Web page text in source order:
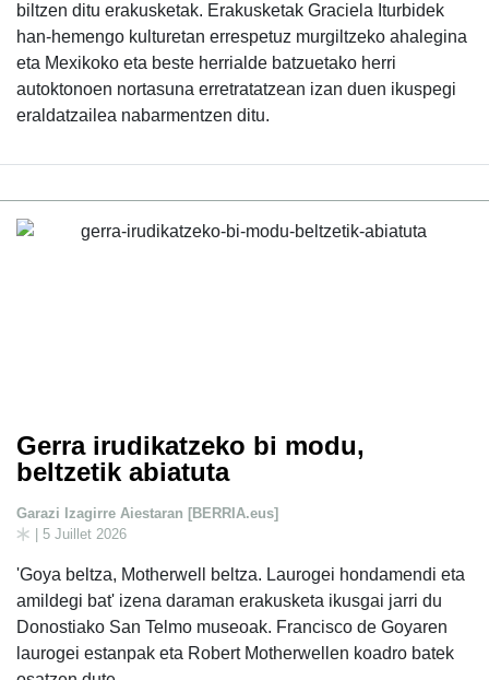
biltzen ditu erakusketak. Erakusketak Graciela Iturbidek
han-hemengo kulturetan errespetuz murgiltzeko ahalegina
eta Mexikoko eta beste herrialde batzuetako herri
autoktonoen nortasuna erretratatzean izan duen ikuspegi
eraldatzailea nabarmentzen ditu.
Gerra irudikatzeko bi modu,
beltzetik abiatuta
Garazi Izagirre Aiestaran [BERRIA.eus]
| 5 Juillet 2026
'Goya beltza, Motherwell beltza. Laurogei hondamendi eta
amildegi bat' izena daraman erakusketa ikusgai jarri du
Donostiako San Telmo museoak. Francisco de Goyaren
laurogei estanpak eta Robert Motherwellen koadro batek